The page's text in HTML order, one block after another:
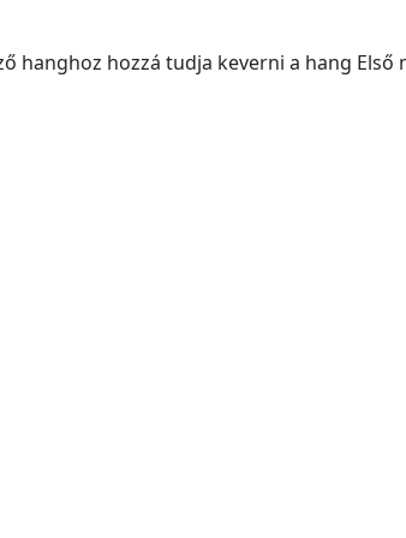
hanghoz hozzá tudja keverni a hang